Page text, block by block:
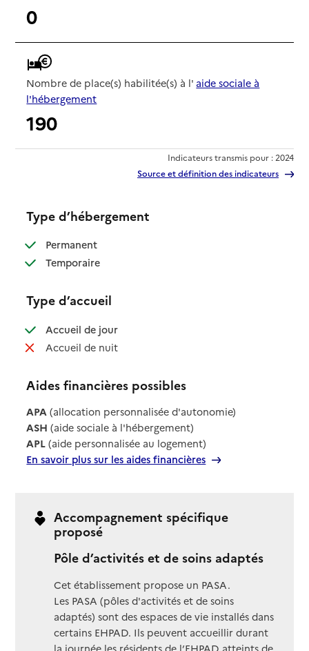
0
Nombre de place(s) habilitée(s) à l' aide sociale à
l'hébergement
190
Indicateurs transmis pour : 2024
Source et définition des indicateurs
Type d’hébergement
Permanent: disponible
Temporaire: disponible
Type d’accueil
Accueil de jour: disponible
Accueil de nuit: non disponible
Aides financières possibles
APA (allocation personnalisée d'autonomie)
ASH (aide sociale à l'hébergement)
APL (aide personnalisée au logement)
En savoir plus sur les aides financières
Accompagnement spécifique
proposé
Pôle d’activités et de soins adaptés
Cet établissement propose un PASA.
Les PASA (pôles d'activités et de soins
adaptés) sont des espaces de vie installés dans
certains EHPAD. Ils peuvent accueillir durant